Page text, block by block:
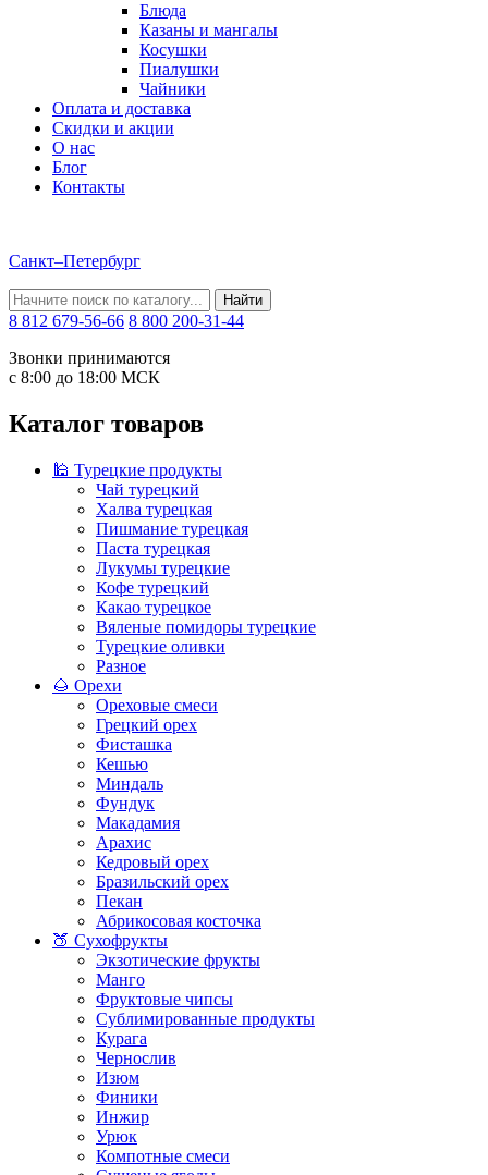
Блюда
Казаны и мангалы
Косушки
Пиалушки
Чайники
Оплата и доставка
Скидки и акции
О нас
Блог
Контакты
Санкт–Петербург
Найти
8 812 679-56-66 8 800 200-31-44
Звонки принимаются
с 8:00 до 18:00 МСК
Каталог товаров
🕌 Турецкие продукты
Чай турецкий
Халва турецкая
Пишмание турецкая
Паста турецкая
Лукумы турецкие
Кофе турецкий
Какао турецкое
Вяленые помидоры турецкие
Турецкие оливки
Разное
🌰 Орехи
Ореховые смеси
Грецкий орех
Фисташка
Кешью
Миндаль
Фундук
Макадамия
Арахис
Кедровый орех
Бразильский орех
Пекан
Абрикосовая косточка
🍑 Сухофрукты
Экзотические фрукты
Манго
Фруктовые чипсы
Сублимированные продукты
Курага
Чернослив
Изюм
Финики
Инжир
Урюк
Компотные смеси